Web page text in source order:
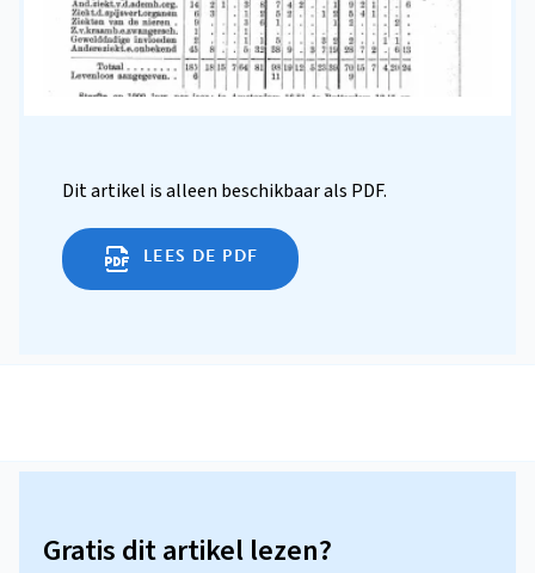
Dit artikel is alleen beschikbaar als PDF.
LEES DE PDF
Gratis dit artikel lezen?